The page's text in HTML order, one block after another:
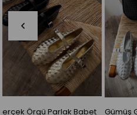
Gümüş Gerçek Örgü Parlak